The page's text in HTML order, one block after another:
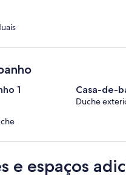
1 Casa-de-
Duche
e espaços